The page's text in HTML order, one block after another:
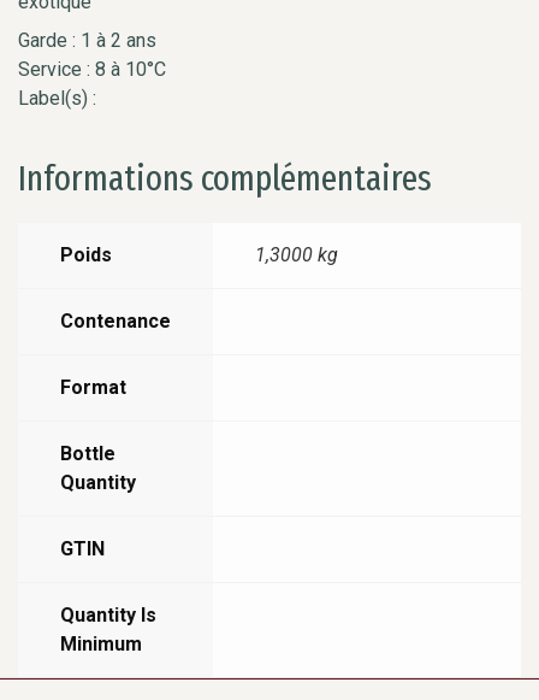
Garde : 1 à 2 ans
Service : 8 à 10°C
Label(s) :
Informations complémentaires
Poids 1,3000 kg
Contenance
Format
Bottle
Quantity
GTIN
Quantity Is
Minimum